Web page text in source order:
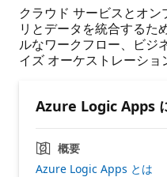
クラウド サービスとオ
リとデータを統合するた
ルなワークフロー、ビジ
イズ オーケストレーショ
Azure Logic Apps
概要
Azure Logic Apps とは